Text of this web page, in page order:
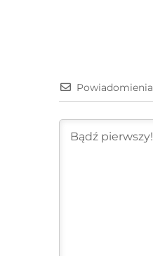
Powiadomienia